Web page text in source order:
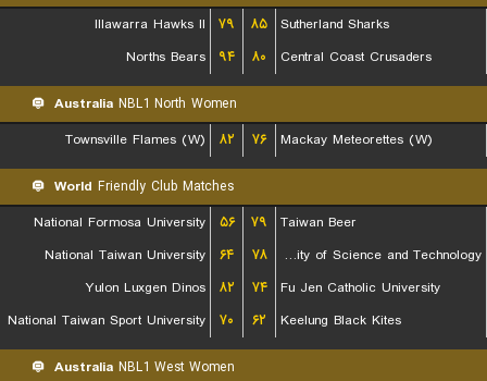
Illawarra Hawks II
۷۹ ۸۵
Sutherland Sharks
Norths Bears
۹۴ ۸۰ Central Coast Crusaders
Australia NBL1 North Women
Townsville Flames (W)
۸۲ ۷۶ Mackay Meteorettes (W)
World Friendly Club Matches
National Formosa University
۵۶ ۷۹
Taiwan Beer
National Taiwan University
۶۴ ۷۸
Chien Hsin University of Science and Technology
Yulon Luxgen Dinos
۸۲ ۷۴
Fu Jen Catholic University
National Taiwan Sport University
۷۰ ۶۲ Keelung Black Kites
Australia NBL1 West Women